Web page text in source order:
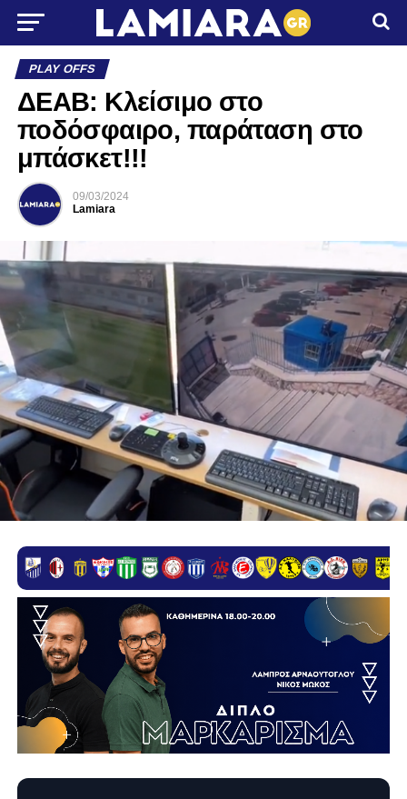
PLAY OFFS
ΔΕΑΒ: Κλείσιμο στο
ποδόσφαιρο, παράταση στο
μπάσκετ!!!
09/03/2024
Lamiara